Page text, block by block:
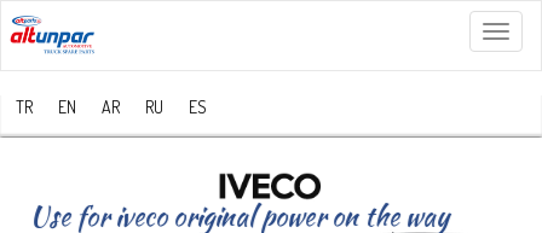
Menü
TR EN AR RU ES
Use for iveco original power on the way